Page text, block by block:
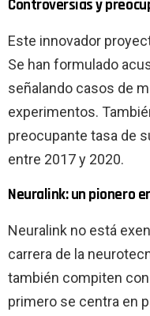
Controversias y
Este innovador
Se han formulado
señalando casos de
experimentos.
preocupante tasa de
entre 2017 y 2020.
Neuralink: un pionero
Neuralink no está
carrera de la
también compiten
primero se centra en